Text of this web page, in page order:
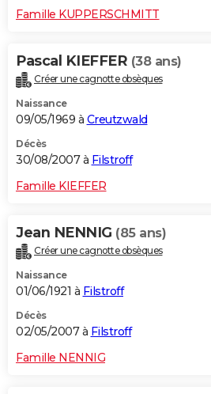
Famille KUPPERSCHMITT
Pascal KIEFFER (38 ans)
Créer une cagnotte obsèques
Naissance
09/05/1969 à Creutzwald
Décès
30/08/2007 à Filstroff
Famille KIEFFER
Jean NENNIG (85 ans)
Créer une cagnotte obsèques
Naissance
01/06/1921 à Filstroff
Décès
02/05/2007 à Filstroff
Famille NENNIG